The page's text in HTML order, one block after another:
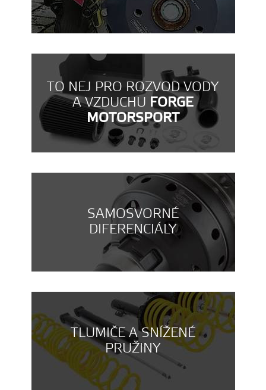
TO NEJ PRO ROZVOD VODY
A VZDUCHU FORGE
MOTORSPORT
SAMOSVORNÉ
DIFERENCIÁLY
TLUMIČE A SNÍŽENÉ
PRUŽINY